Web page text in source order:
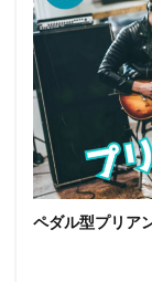
ペダル型プリア